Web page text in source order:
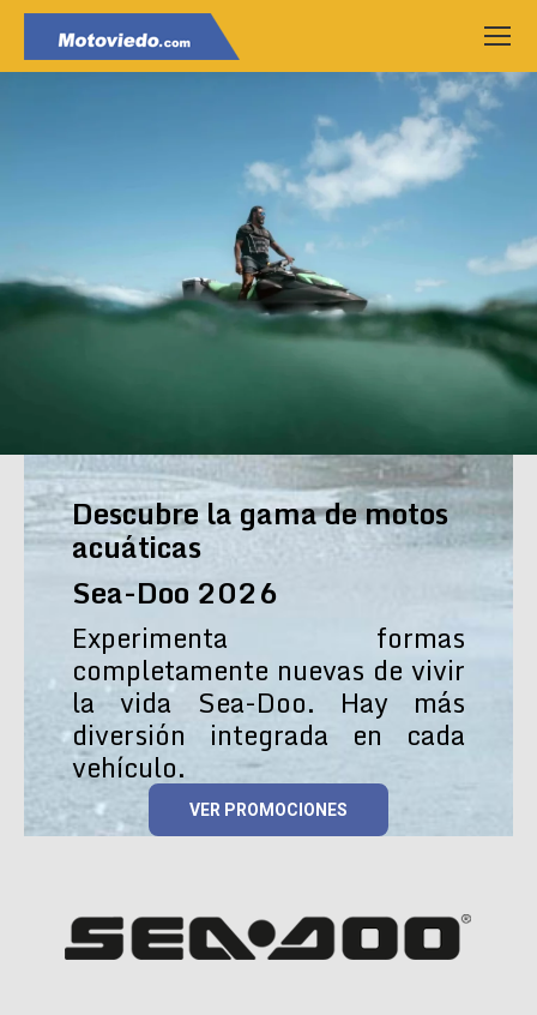
Descubre la gama de motos
acuáticas
Sea-Doo 2026
Experimenta formas
completamente nuevas de vivir
la vida Sea-Doo. Hay más
diversión integrada en cada
vehículo.
VER PROMOCIONES